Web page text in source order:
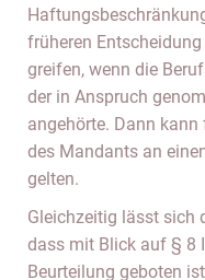
früheren
greifen, wenn die
der in Anspruch
angehörte. Dann
des Mandants an
gelten.
Gleichzeitig lässt sich
dass mit Blick auf § 8
Beurteilung geboten